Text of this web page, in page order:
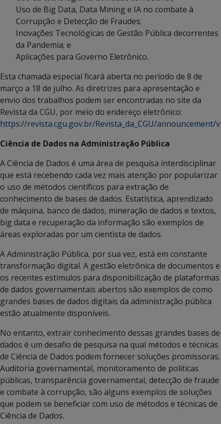
Uso de Big Data, Data Mining e IA no combate à
Corrupção e Detecção de Fraudes;
Inovações Tecnológicas de Gestão Pública decorrentes
da Pandemia; e
Aplicações para Governo Eletrônico.
Esta chamada especial ficará aberta no período de 8 de
março a 18 de julho. As diretrizes para apresentação e
envio dos trabalhos podem ser encontradas no site da
Revista da CGU, por meio do endereço eletrônico:
https://revista.cgu.gov.br/Revista_da_CGU/announcement/
Ciência de Dados na Administração Pública
A Ciência de Dados é uma área de pesquisa interdisciplinar
que está recebendo cada vez mais atenção por popularizar
o uso de métodos científicos para extração de
conhecimento de bases de dados. Estatística, aprendizado
de máquina, banco de dados, mineração de dados e textos,
big data e recuperação da informação são exemplos de
áreas exploradas por um cientista de dados.
A Administração Pública, por sua vez, está em constante
transformação digital. A gestão eletrônica de documentos e
os recentes estímulos para disponibilização de plataformas
de dados governamentais abertos são exemplos de como
grandes bases de dados digitais da administração pública
estão atualmente disponíveis.
No entanto, extrair conhecimento dessas grandes bases de
dados é um desafio de pesquisa na qual métodos e técnicas
de Ciência de Dados podem fornecer soluções promissoras.
Auditoria governamental, monitoramento de políticas
públicas, transparência governamental, detecção de fraude
e combate à corrupção, são alguns exemplos de soluções
que podem se beneficiar com uso de métodos e técnicas de
Ciência de Dados.